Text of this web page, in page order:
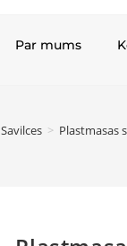
Par mums
Savilces > Plastmasas